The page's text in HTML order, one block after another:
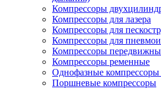
Компрессоры
Компрессоры для лазера
Компрессоры для
Компрессоры для
Компрессоры
Компрессоры ременные
Однофазные компрессоры
Поршневые компрессоры